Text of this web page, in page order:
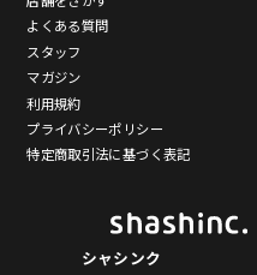
よくある質問
スタッフ
マガジン
利用規約
プライバシーポリシー
特定商取引法に基づく表記
シャシンク